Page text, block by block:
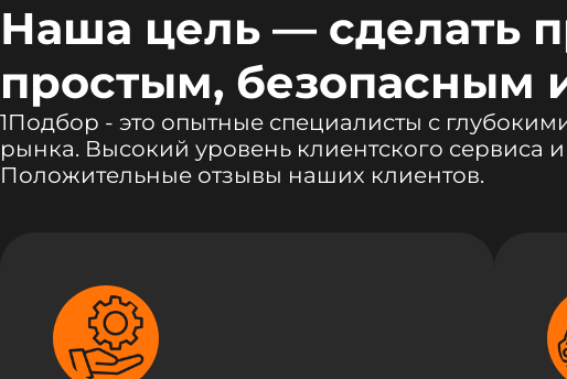
Наша цель — сделать
простым, безопасным
1Подбор - это опытные специалисты с
рынка. Высокий уровень клиентского сервиса
Положительные отзывы наших клиентов.